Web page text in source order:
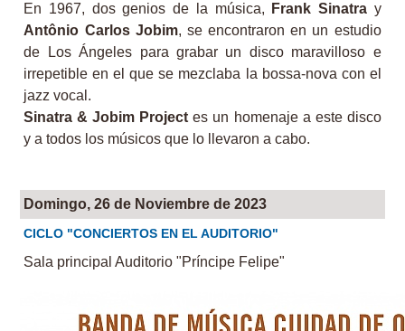
En 1967, dos genios de la música, Frank Sinatray
Antônio Carlos Jobim, se encontraron en un estudio
de Los Ángeles para grabar un disco maravilloso e
irrepetible en el que se mezclaba la bossa-nova con el
jazz vocal.
Sinatra & Jobim Project es un homenaje a este disco
y a todos los músicos que lo llevaron a cabo.
Domingo, 26 de Noviembre de 2023
CICLO "CONCIERTOS EN EL AUDITORIO"
Sala principal Auditorio "Príncipe Felipe"